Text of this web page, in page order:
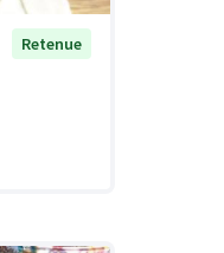
Retenue